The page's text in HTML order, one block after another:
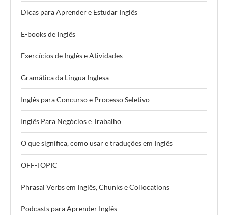
Dicas para Aprender e Estudar Inglês
E-books de Inglês
Exercícios de Inglês e Atividades
Gramática da Língua Inglesa
Inglês para Concurso e Processo Seletivo
Inglês Para Negócios e Trabalho
O que significa, como usar e traduções em Inglês
OFF-TOPIC
Phrasal Verbs em Inglês, Chunks e Collocations
Podcasts para Aprender Inglês